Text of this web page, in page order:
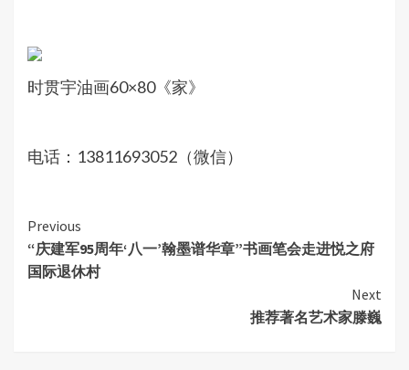
时贯宇油画60×80《家》
电话：13811693052（微信）
Continue
Reading
Previous
“庆建军95周年‘八一’翰墨谱华章”书画笔会走进悦之府
国际退休村
Next
推荐著名艺术家滕巍